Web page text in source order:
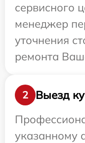
сервисного
менеджер
уточнения
ремонта
2
Выезд
указанному